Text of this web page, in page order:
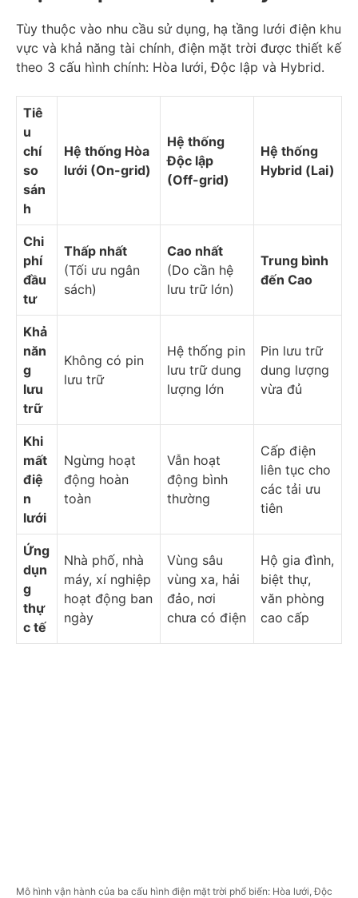
Tùy thuộc vào nhu cầu sử dụng, hạ tầng lưới điện khu
vực và khả năng tài chính, điện mặt trời được thiết kế
theo 3 cấu hình chính: Hòa lưới, Độc lập và Hybrid.
Tiê
u
chí
so
sán
h
Hệ thống Hòa
lưới (On-grid)
Hệ thống
Độc lập
(Off-grid)
Hệ thống
Hybrid (Lai)
Chi
phí
đầu
tư
Thấp nhất
(Tối ưu ngân
sách)
Cao nhất
(Do cần hệ
lưu trữ lớn)
Trung bình
đến Cao
Khả
năn
g
lưu
trữ
Không có pin
lưu trữ
Hệ thống pin
lưu trữ dung
lượng lớn
Pin lưu trữ
dung lượng
vừa đủ
Khi
mất
điệ
n
lưới
Ngừng hoạt
động hoàn
toàn
Vẫn hoạt
động bình
thường
Cấp điện
liên tục cho
các tải ưu
tiên
Ứng
dụn
g
thự
c tế
Nhà phố, nhà
máy, xí nghiệp
hoạt động ban
ngày
Vùng sâu
vùng xa, hải
đảo, nơi
chưa có điện
Hộ gia đình,
biệt thự,
văn phòng
cao cấp
Mô hình vận hành của ba cấu hình điện mặt trời phổ biến: Hòa lưới, Độc